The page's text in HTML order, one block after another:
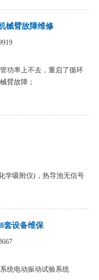
械臂故障维修
功率上不去，重启了循环
臂故障；
学吸附仪)，热导池无信号
套设备维保
统电动振动试验系统